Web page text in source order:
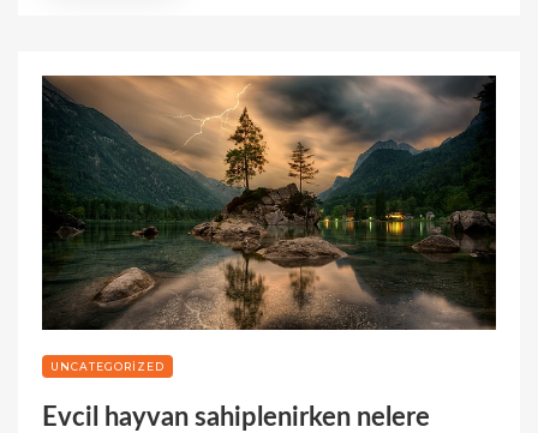
UNCATEGORIZED
Evcil hayvan sahiplenirken nelere